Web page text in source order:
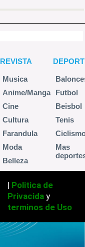
REVISTA
Musica
Anime/Manga
Cine
Cultura
Farandula
Moda
Belleza
Futbol
Beisbol
Tenis
Mas
| Politica de
Privacida y
terminos de Uso